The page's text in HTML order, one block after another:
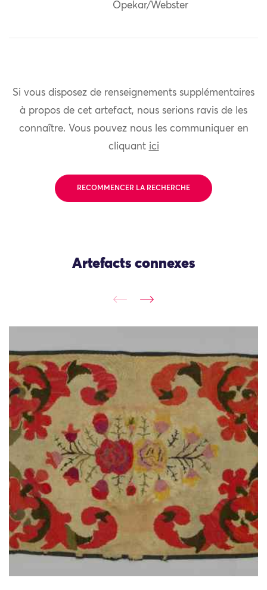
Opekar/Webster
Si vous disposez de renseignements supplémentaires
à propos de cet artefact, nous serions ravis de les
connaître. Vous pouvez nous les communiquer en
cliquant ici
RECOMMENCER LA RECHERCHE
Artefacts connexes